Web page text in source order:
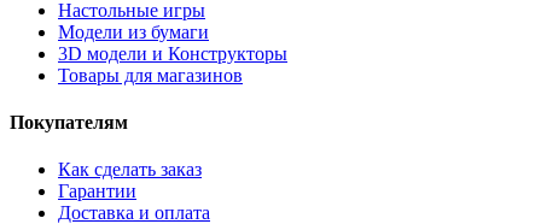
Настольные игры
Модели из бумаги
3D модели и Конструкторы
Товары для магазинов
Покупателям
Как сделать заказ
Гарантии
Доставка и оплата